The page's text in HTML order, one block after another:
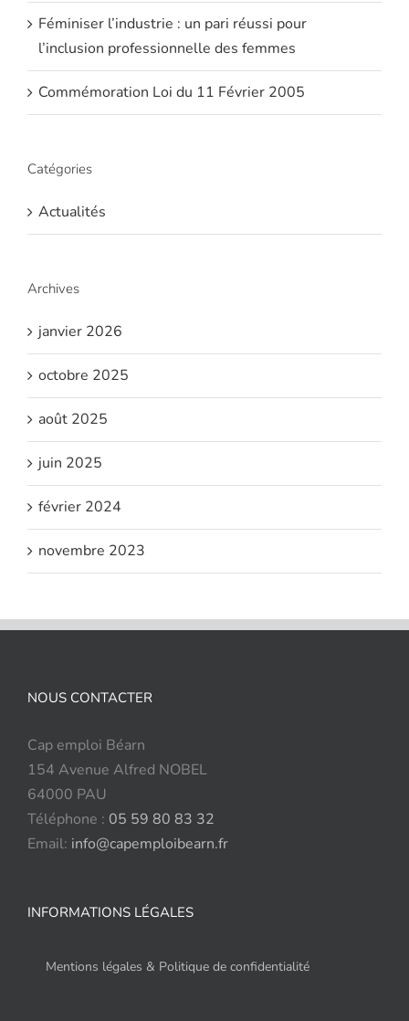
Féminiser l’industrie : un pari réussi pour
l’inclusion professionnelle des femmes
Commémoration Loi du 11 Février 2005
Catégories
Actualités
Archives
janvier 2026
octobre 2025
août 2025
juin 2025
février 2024
novembre 2023
NOUS CONTACTER
Cap emploi Béarn
154 Avenue Alfred NOBEL
64000 PAU
Téléphone : 05 59 80 83 32
Email: info@capemploibearn.fr
INFORMATIONS LÉGALES
Mentions légales & Politique de confidentialité